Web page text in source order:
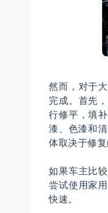
然而，对于
完成。首先
行修平，填
漆、色漆和
体取决于修复
如果车主比
尝试使用家
快速。